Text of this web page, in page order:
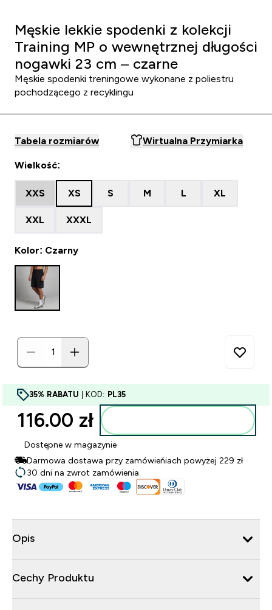
Męskie lekkie spodenki z kolekcji
Training MP o wewnętrznej długości
nogawki 23 cm – czarne
Męskie spodenki treningowe wykonane z poliestru
pochodzącego z recyklingu
Tabela rozmiarów Wirtualna Przymiarka
Wielkość:
XXS XS S M L XL
XXL XXXL
Kolor: Czarny
35% RABATU | KOD: PL35
116.00 zł‎
Dostępne w magazynie
Darmowa dostawa przy zamówieńiach powyżej 229 zł
30 dni na zwrot zamówienia
Opis
Cechy Produktu